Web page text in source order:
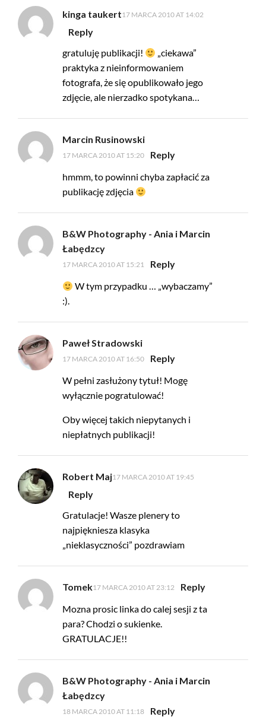
kinga taukert17 MARCA 2010 AT 14:02
Reply
gratuluję publikacji!
„ciekawa”
praktyka z nieinformowaniem
fotografa, że się opublikowało jego
zdjęcie, ale nierzadko spotykana…
Marcin Rusinowski
17 MARCA 2010 AT 15:20
Reply
hmmm, to powinni chyba zapłacić za
publikację zdjęcia
B&W Photography - Ania i Marcin
Łabędzcy
17 MARCA 2010 AT 15:21
Reply
W tym przypadku … „wybaczamy”
:).
Paweł Stradowski
17 MARCA 2010 AT 16:50
Reply
W pełni zasłużony tytuł! Mogę
wyłącznie pogratulować!
Oby więcej takich niepytanych i
niepłatnych publikacji!
Robert Maj17 MARCA 2010 AT 19:45
Reply
Gratulacje! Wasze plenery to
najpiękniesza klasyka
„nieklasyczności” pozdrawiam
Tomek17 MARCA 2010 AT 23:12
Reply
Mozna prosic linka do calej sesji z ta
para? Chodzi o sukienke.
GRATULACJE!!
B&W Photography - Ania i Marcin
Łabędzcy
18 MARCA 2010 AT 11:18
Reply